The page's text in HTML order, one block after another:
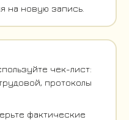
на новую запись.
чек-лист:
протоколы
фактические